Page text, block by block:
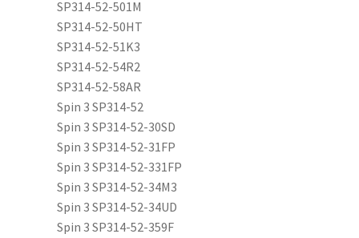
SP314-52-501M
SP314-52-50HT
SP314-52-51K3
SP314-52-54R2
SP314-52-58AR
Spin 3 SP314-52
Spin 3 SP314-52-30SD
Spin 3 SP314-52-31FP
Spin 3 SP314-52-331FP
Spin 3 SP314-52-34M3
Spin 3 SP314-52-34UD
Spin 3 SP314-52-359F